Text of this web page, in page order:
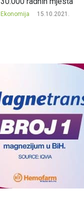
Ekonomija 15.10.2021.